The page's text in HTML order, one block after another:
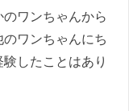
ワンちゃんから
ワンちゃんにち
したことはあり